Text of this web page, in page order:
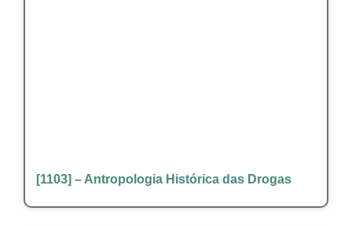
[1103] – Antropologia Histórica das Drogas